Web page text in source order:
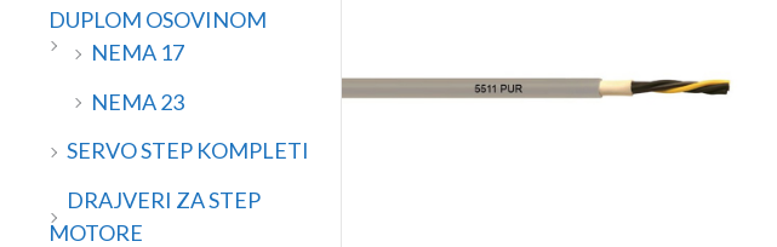
DUPLOM OSOVINOM
NEMA 17
NEMA 23
SERVO STEP KOMPLETI
DRAJVERI ZA STEP
MOTORE